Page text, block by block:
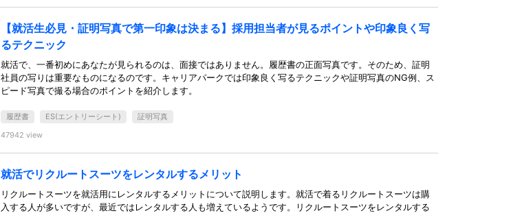
【就活生必見・証明写真で第一印象は決まる】採用担当者が見るポイントや印象良く写
るテクニック
就活で、一番初めにあなたが見られるのは、面接ではありません。履歴書の正面写真です。そのため、証明
社員の写りは重要なものになるのです。キャリアパークでは印象良く写るテクニックや証明写真のNG例、ス
ピード写真で撮る場合のポイントを紹介します。
履歴書 ES(エントリーシート)
証明写真
47942 view
就活でリクルートスーツをレンタルするメリット
リクルートスーツを就活用にレンタルするメリットについて説明します。就活で着るリクルートスーツは購
入する人が多いですが、最近ではレンタルする人も増えているようです。リクルートスーツをレンタルする